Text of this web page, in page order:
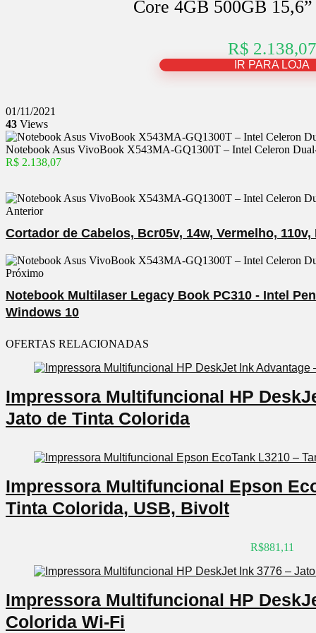
Core 4GB 500GB
R$ 2.138,07
IR PARA LOJA
01/11/2021
43 Views
Notebook Asus VivoBook X543MA-GQ1300T – Intel Celeron
R$ 2.138,07
Anterior
Cortador de Cabelos, Bcr05v, 14w, Vermelho,
Próximo
Notebook Multilaser Legacy Book PC310 - Intel
Windows 10
OFERTAS RELACIONADAS
Impressora Multifuncional HP
Jato de Tinta Colorida
Impressora Multifuncional Epson
Tinta Colorida, USB, Bivolt
R$881,11
Impressora Multifuncional HP
Colorida Wi-Fi